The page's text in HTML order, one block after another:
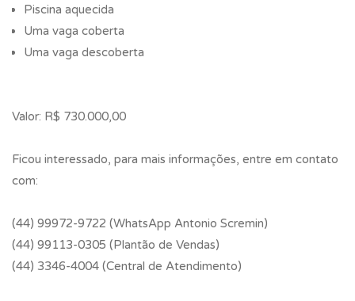
Piscina aquecida
Uma vaga coberta
Uma vaga descoberta
Valor: R$ 730.000,00
Ficou interessado, para mais informações, entre em contato
com:
(44) 99972-9722 (WhatsApp Antonio Scremin)
(44) 99113-0305 (Plantão de Vendas)
(44) 3346-4004 (Central de Atendimento)